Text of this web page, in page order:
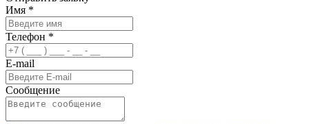
Имя *
Телефон *
E-mail
Сообщение